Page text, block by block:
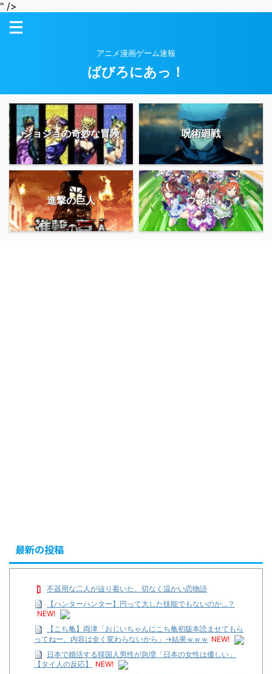
" />
アニメ漫画ゲーム速報
ばびろにあっ！
ジョジョの奇妙な冒険 呪術廻戦
進撃の巨人 ウマ娘
最新の投稿
不器用な二人が辿り着いた、切なく温かい恋物語
【ハンターハンター】円って大した技能でもないのか…？
NEW!
【こち亀】両津「おじいちゃんにこち亀初版本読ませてもら
ってねー。内容は全く変わらないから」→結果ｗｗｗ NEW!
日本で婚活する韓国人男性が急増「日本の女性は優しい」
【タイ人の反応】
NEW!